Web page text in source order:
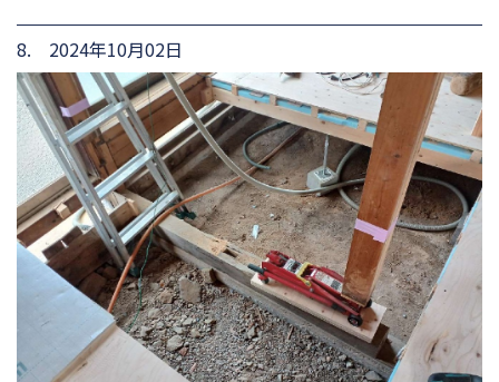
8. 2024年10月02日